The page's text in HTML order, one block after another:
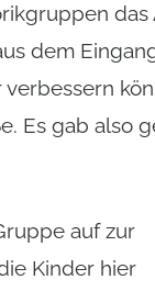
dem
Es gab also
auf zur
Kinder hier